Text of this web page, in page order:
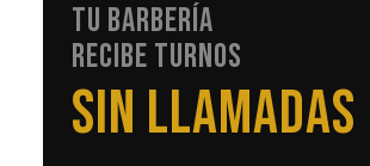
TU BARBERÍA
RECIBE TURNOS
EN AUTOMÁTICO